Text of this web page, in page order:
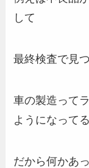
して
最終検査で見
車の製造って
ようになってる
だから何かあ